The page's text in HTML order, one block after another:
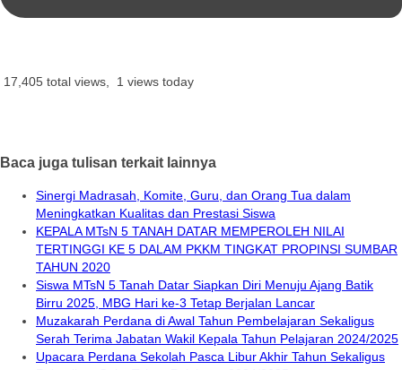
17,405 total views, 1 views today
Baca juga tulisan terkait lainnya
Sinergi Madrasah, Komite, Guru, dan Orang Tua dalam
Meningkatkan Kualitas dan Prestasi Siswa
KEPALA MTsN 5 TANAH DATAR MEMPEROLEH NILAI
TERTINGGI KE 5 DALAM PKKM TINGKAT PROPINSI SUMBAR
TAHUN 2020
Siswa MTsN 5 Tanah Datar Siapkan Diri Menuju Ajang Batik
Birru 2025, MBG Hari ke-3 Tetap Berjalan Lancar
Muzakarah Perdana di Awal Tahun Pembelajaran Sekaligus
Serah Terima Jabatan Wakil Kepala Tahun Pelajaran 2024/2025
Upacara Perdana Sekolah Pasca Libur Akhir Tahun Sekaligus